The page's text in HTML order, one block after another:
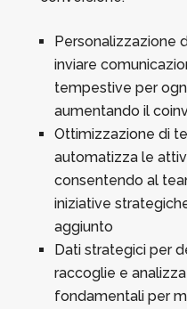
Personalizzazione
inviare
tempestive per
aumentando il
Ottimizzazione di
automatizza le
consentendo al
iniziative
aggiunto
Dati strategici per
raccoglie e
fondamentali per